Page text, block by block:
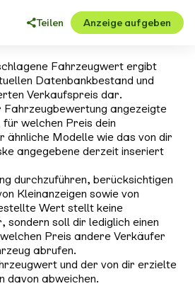
Teilen Anzeige aufgeben
Fahrzeugwert ergibt
Datenbankbestand und
Verkaufspreis dar.
angezeigte
welchen Preis dein
ähnliche Modelle wie das von dir
angegebene derzeit inseriert
durchzuführen, berücksichtigen
Kleinanzeigen sowie von
Wert stellt keine
sondern soll dir lediglich einen
Preis andere Verkäufer
abrufen.
und der von dir erzielte
davon abweichen.